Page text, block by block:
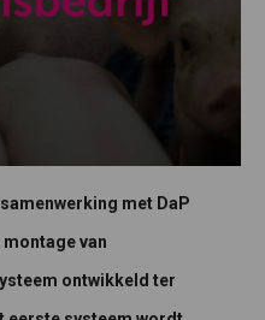
met DaP
van
ontwikkeld ter